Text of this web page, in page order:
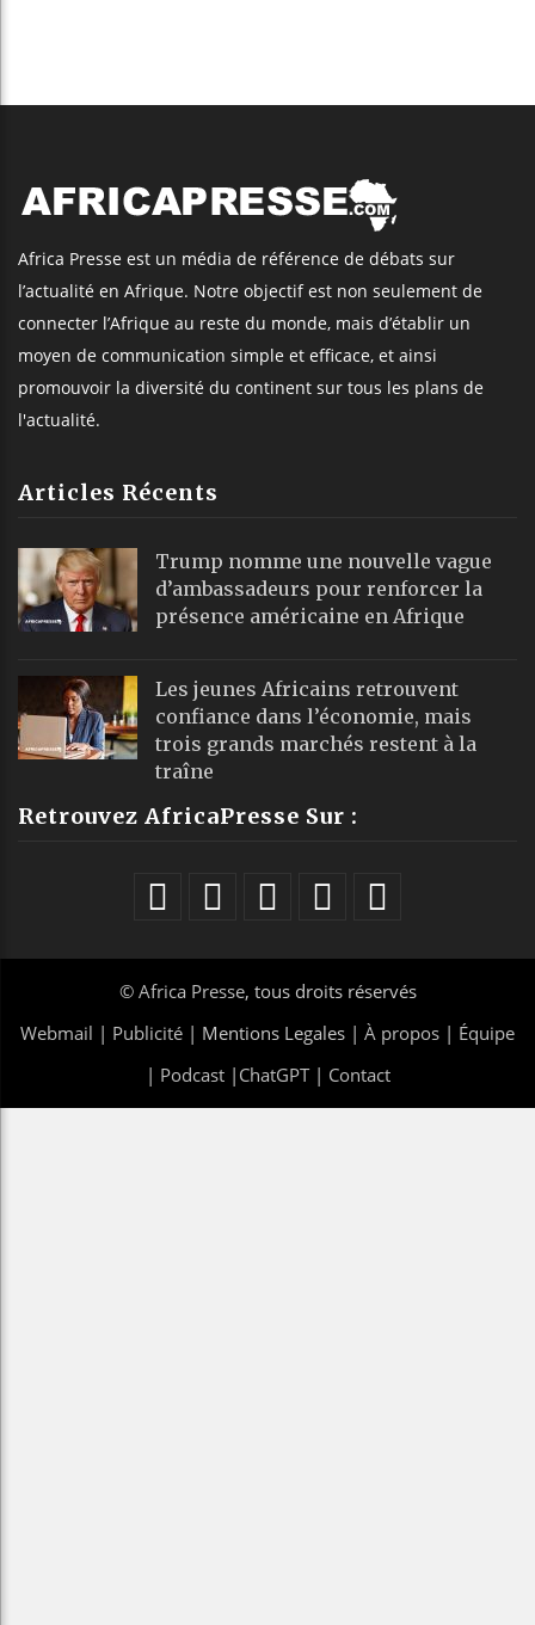
Africa Presse est un média de référence de débats sur
l’actualité en Afrique. Notre objectif est non seulement de
connecter l’Afrique au reste du monde, mais d’établir un
moyen de communication simple et efficace, et ainsi
promouvoir la diversité du continent sur tous les plans de
l'actualité.
Articles Récents
Trump nomme une nouvelle vague
d’ambassadeurs pour renforcer la
présence américaine en Afrique
Les jeunes Africains retrouvent
confiance dans l’économie, mais
trois grands marchés restent à la
traîne
Retrouvez AfricaPresse Sur :
© Africa Presse, tous droits réservés
Webmail | Publicité | Mentions Legales | À propos | Équipe
| Podcast| ChatGPT| Contact